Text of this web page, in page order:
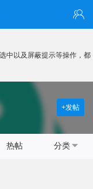
中以及屏蔽提示等操作，都
+发帖
热帖 分类